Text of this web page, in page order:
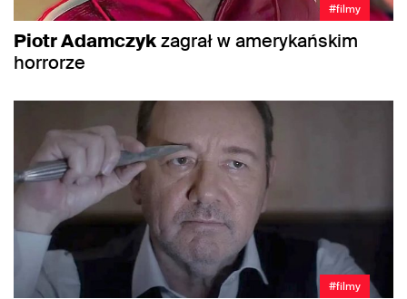
#filmy
Piotr Adamczykzagrał w amerykańskim
horrorze
#filmy